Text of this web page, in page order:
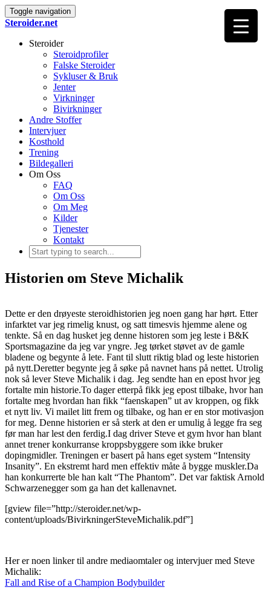
Toggle navigation
Steroider.net
Steroider
Steroidprofiler
Falske Steroider
Sykluser & Bruk
Jenter
Virkninger
Bivirkninger
Andre Stoffer
Intervjuer
Kosthold
Trening
Bildegalleri
Om Oss
FAQ
Om Oss
Om Meg
Kilder
Tjenester
Kontakt
Historien om Steve Michalik
Dette er den drøyeste steroidhistorien jeg noen gang har hørt. Etter
infarktet var jeg rimelig knust, og satt timesvis hjemme alene og
tenkte. Så en dag husket jeg denne historen som jeg leste i B&K
Sportsmagazine da jeg var yngre. Jeg tørket støvet av de gamle
bladene og begynte å lete. Fant til slutt riktig blad og leste historien
på nytt.Deretter begynte jeg å søke på navnet hans på nettet. Utrolig
nok så lever Steve Michalik i dag. Jeg sendte han en epost hvor jeg
fortalte min historie.To dager etterpå fikk jeg epost tilbake, hvor han
fortalte meg hvordan han fikk “faenskapen” ut av kroppen, og fikk
et nytt liv. Vi mailet litt frem og tilbake, og han er en stor motivasjon
for meg. Denne historien er så sterk at den er umulig å legge fra seg
før man har lest den ferdig.I dag driver Steve et gym hvor han blant
annet trener konkurranse kroppsbyggere som ikke bruker
dopingmidler. Treningen er basert på hans eget system “Intensity
Insanity”. En ekstremt hard men effektiv måte å bygge muskler.Da
han konkurrerte ble han kalt “The Phantom”. Det var faktisk Arnold
Schwarzenegger som ga han det kallenavnet.
[gview file=”http://steroider.net/wp-
content/uploads/BivirkningerSteveMichalik.pdf”]
Her er noen linker til andre mediaomtaler og intervjuer med Steve
Michalik:
Fall and Rise of a Champion Bodybuilder